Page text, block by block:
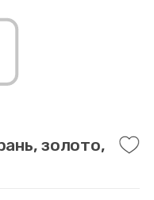
золото,